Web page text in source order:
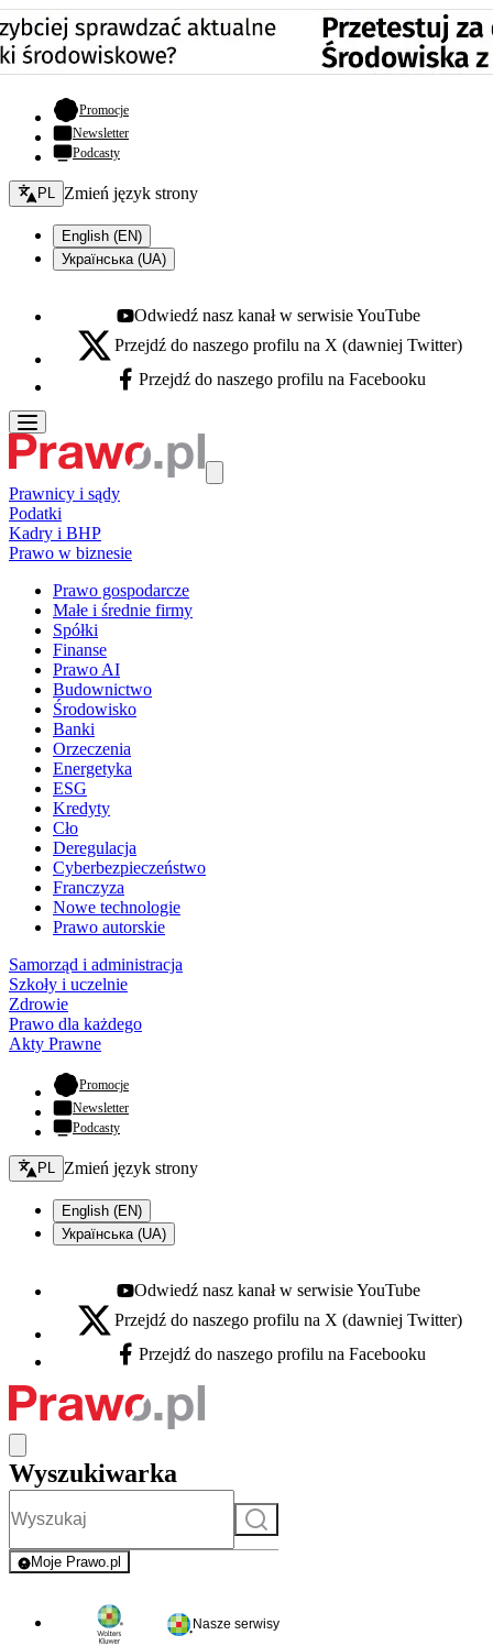
Promocje- otwiera się w nowej karcie
Newsletter
Podcasty
Zmień język - bieżący:
PL Zmień język strony
English (EN)
Українська (UA)
Youtube - otwiera się w nowej karcie
Odwiedź nasz kanał w serwisie YouTube
X - otwiera się w nowej karcie
Przejdź do naszego profilu na X (dawniej Twitter)
Facebook - otwiera się w nowej karcie
Przejdź do naszego profilu na Facebooku
Prawnicy i sądy
Podatki
Kadry i BHP
Prawo w biznesie
Prawo gospodarcze
Małe i średnie firmy
Spółki
Finanse
Prawo AI
Budownictwo
Środowisko
Banki
Orzeczenia
Energetyka
ESG
Kredyty
Cło
Deregulacja
Cyberbezpieczeństwo
Franczyza
Nowe technologie
Prawo autorskie
Samorząd i administracja
Szkoły i uczelnie
Zdrowie
Prawo dla każdego
Akty Prawne
Promocje- otwiera się w nowej karcie
Newsletter
Podcasty
Zmień język - bieżący:
PL Zmień język strony
English (EN)
Українська (UA)
Youtube - otwiera się w nowej karcie
Odwiedź nasz kanał w serwisie YouTube
X - otwiera się w nowej karcie
Przejdź do naszego profilu na X (dawniej Twitter)
Facebook - otwiera się w nowej karcie
Przejdź do naszego profilu na Facebooku
Wyszukiwarka
Szukaj
Moje Prawo.pl
- rejestracja i logowanie do serwisu
Nasze serwisy